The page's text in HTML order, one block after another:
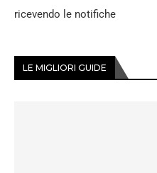
ricevendo le notifiche
LE MIGLIORI GUIDE